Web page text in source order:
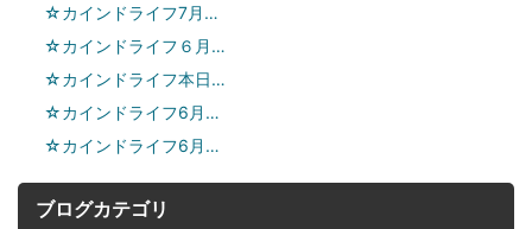
☆カインドライフ7月…
☆カインドライフ６月…
☆カインドライフ本日…
☆カインドライフ6月…
☆カインドライフ6月…
ブログカテゴリ